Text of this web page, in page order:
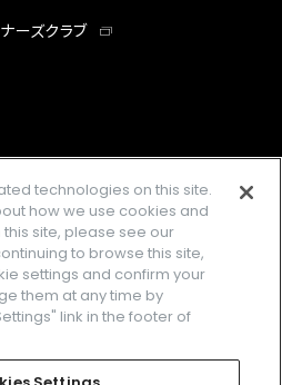
ーズクラブ
facebookinstagramtwitter
ご利用規約
シー Cookies Settings
technologies on this site.
how we use cookies and
site, please see our
to browse this site,
settings and confirm your
them at any time by
link in the footer of